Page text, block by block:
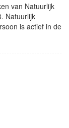
van Natuurlijk
Natuurlijk
is actief in de